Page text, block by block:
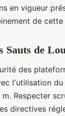
en vigueur
de cette
Sauts de
des
l'utilisation
Respecter
directives